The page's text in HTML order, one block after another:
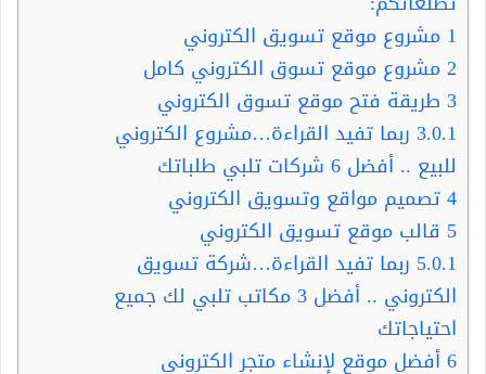
1 مشروع موقع تسويق الكتروني
2مشروع موقع تسوق الكتروني كامل
3 طريقة فتح موقع تسوق الكتروني
3.0.1 ربما تفيد القراءة…مشروع الكتروني
للبيع .. أفضل 6 شركات تلبي طلباتك
4تصميم مواقع وتسويق الكتروني
5 قالب موقع تسويق الكتروني
5.0.1 ربما تفيد القراءة…شركة تسويق
الكتروني .. أفضل 3 مكاتب تلبي لك جميع
احتياجاتك
6أفضل موقع لإنشاء متجر الكتروني